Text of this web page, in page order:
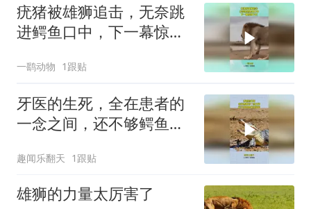
疣猪被雄狮追击，无奈跳
进鳄鱼口中，下一幕惊掉
一鹞动物 1跟贴
牙医的生死，全在患者的
一念之间，还不够鳄鱼塞
趣闻乐翻天 1跟贴
雄狮的力量太厉害了